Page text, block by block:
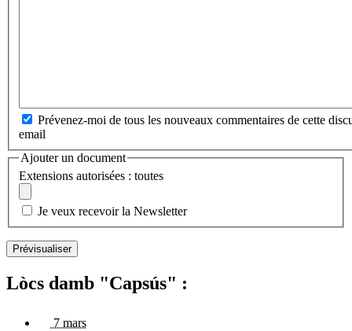
Prévenez-moi de tous les nouveaux commentaires de cette
email
Ajouter un document
Extensions autorisées : toutes
Je veux recevoir la Newsletter
Lòcs damb "Capsús" :
7 mars